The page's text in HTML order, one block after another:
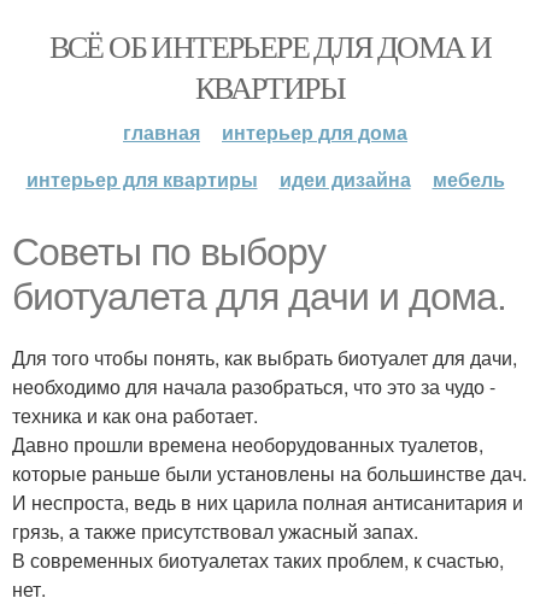
ВСЁ ОБ ИНТЕРЬЕРЕ ДЛЯ ДОМА И
КВАРТИРЫ
главная
интерьер для дома
интерьер для квартиры
идеи дизайна мебель
Советы по выбору
биотуалета для дачи и дома.
Для того чтобы понять, как выбрать биотуалет для дачи,
необходимо для начала разобраться, что это за чудо -
техника и как она работает.
Давно прошли времена необорудованных туалетов,
которые раньше были установлены на большинстве дач.
И неспроста, ведь в них царила полная антисанитария и
грязь, а также присутствовал ужасный запах.
В современных биотуалетах таких проблем, к счастью,
нет.